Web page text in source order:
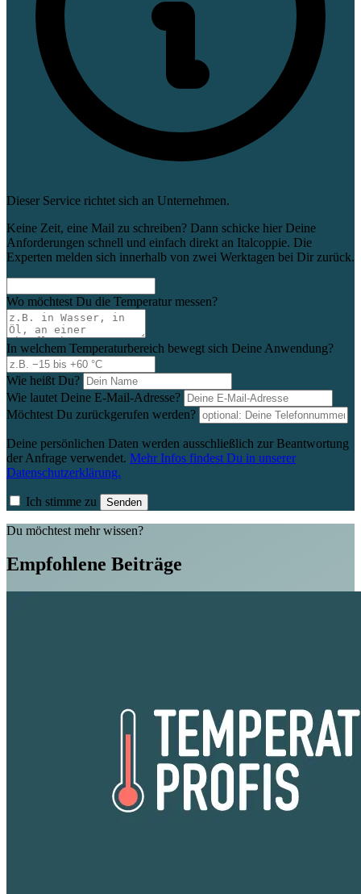
Dieser Service richtet sich an Unternehmen.
Keine Zeit, eine Mail zu schreiben? Dann schicke hier Deine
Anforderungen schnell und einfach direkt an Italcoppie. Die
Experten melden sich innerhalb von zwei Werktagen bei Dir zurück.
Wo möchtest Du die Temperatur messen?
In welchem Temperaturbereich bewegt sich Deine Anwendung?
Wie heißt Du?
Wie lautet Deine E-Mail-Adresse?
Möchtest Du zurückgerufen werden?
Deine persönlichen Daten werden ausschließlich zur Beantwortung
der Anfrage verwendet. Mehr Infos findest Du in unserer
Datenschutzerklärung.
Ich stimme zu Senden
Du möchtest mehr wissen?
Empfohlene Beiträge